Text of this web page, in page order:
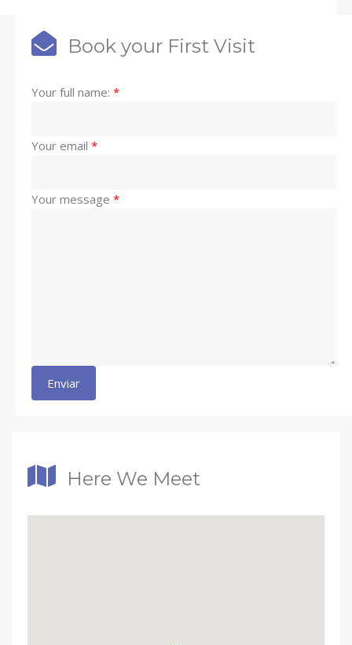
Book your First Visit
Your full name: *
Your email *
Your message *
Enviar
Here We Meet